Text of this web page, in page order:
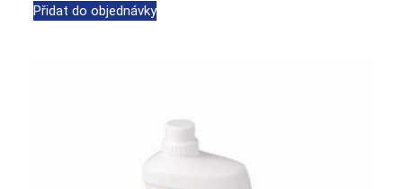
Přidat do objednávky